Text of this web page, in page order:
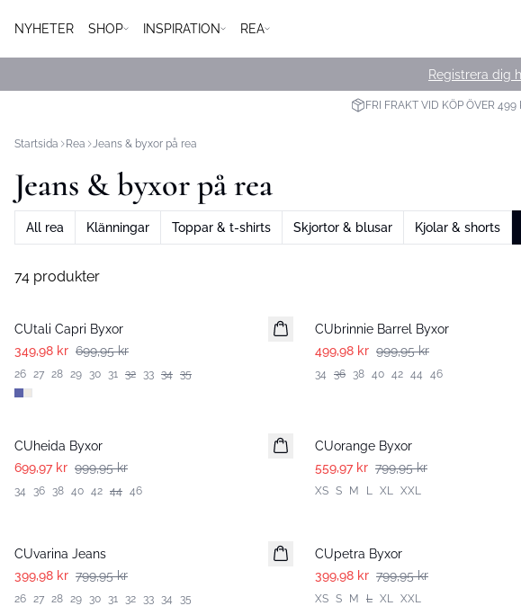
NYHETER SHOP INSPIRATION REA
Registrera dig
FRI FRAKT VID KÖP ÖVER 499
Startsida Rea Jeans & byxor på rea
Jeans & byxor på rea
All rea Klänningar Toppar & t-shirts Skjortor & blusar Kjolar & shorts
74 produkter
CUtali Capri Byxor
349,98 kr 699,95 kr
26 27 28 29 30 31 32 33 34 35
CUbrinnie Barrel Byxor
499,98 kr 999,95 kr
34 36 38 40 42 44 46
CUheida Byxor
699,97 kr 999,95 kr
34 36 38 40 42 44 46
CUorange Byxor
559,97 kr 799,95 kr
XS S M L XL XXL
CUvarina Jeans
399,98 kr 799,95 kr
26 27 28 29 30 31 32 33 34 35
CUpetra Byxor
399,98 kr 799,95 kr
XS S M L XL XXL